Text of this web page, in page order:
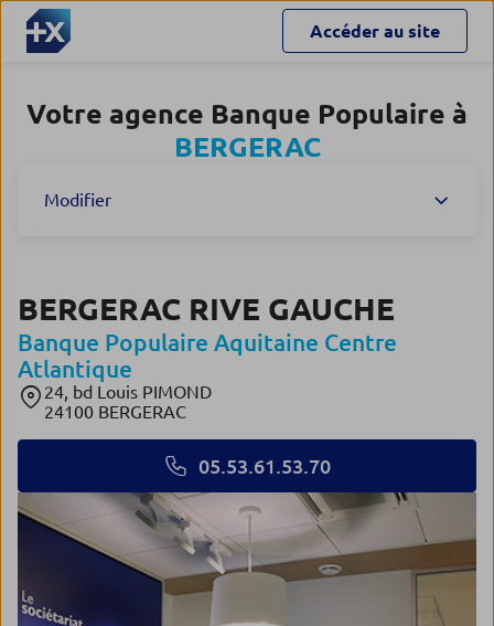
Accéder au site
Votre agence Banque Populaire à
BERGERAC
Modifier
BERGERAC RIVE GAUCHE
Banque Populaire Aquitaine Centre
Atlantique
24, bd Louis PIMOND
24100 BERGERAC
05.53.61.53.70